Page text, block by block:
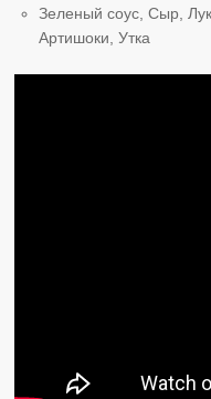
Зеленый соус, Сыр,
Артишоки, Утка